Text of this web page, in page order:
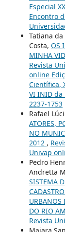
Especial
Encontro
Tatiana da
Costa, OS
MINHA
Revista
online
Científica,
VI INID da
2237-1753
Rafael
ATORES,
NO
2012 ,
Univap
Pedro
Andretta
SISTEMA
URBANOS
DO RIO
Revista